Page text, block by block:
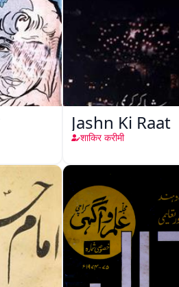
Jashn Ki Raat
शाकिर करीमी